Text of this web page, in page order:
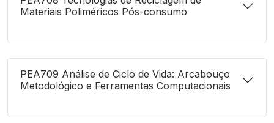
Materiais Poliméricos Pós-consumo
PEA709 Análise de Ciclo de Vida: Arcabouço
Metodológico e Ferramentas Computacionais